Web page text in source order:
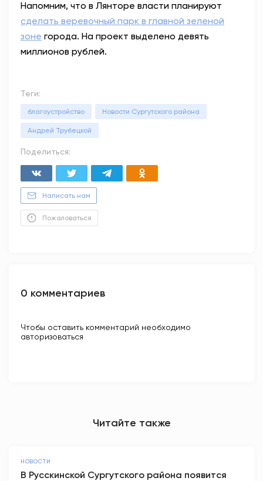
Напомним, что в Лянторе власти планируют
сделать веревочный парк в главной зеленой
зоне города. На проект выделено девять
миллионов рублей.
Теги:
благоустройство Новости Сургутского района
Андрей Трубецкой
Поделиться:
Написать нам
Пожаловаться
0 комментариев
Чтобы оставить комментарий необходимо
авторизоваться
Читайте также
НОВОСТИ
В Русскинской Сургутского района появится